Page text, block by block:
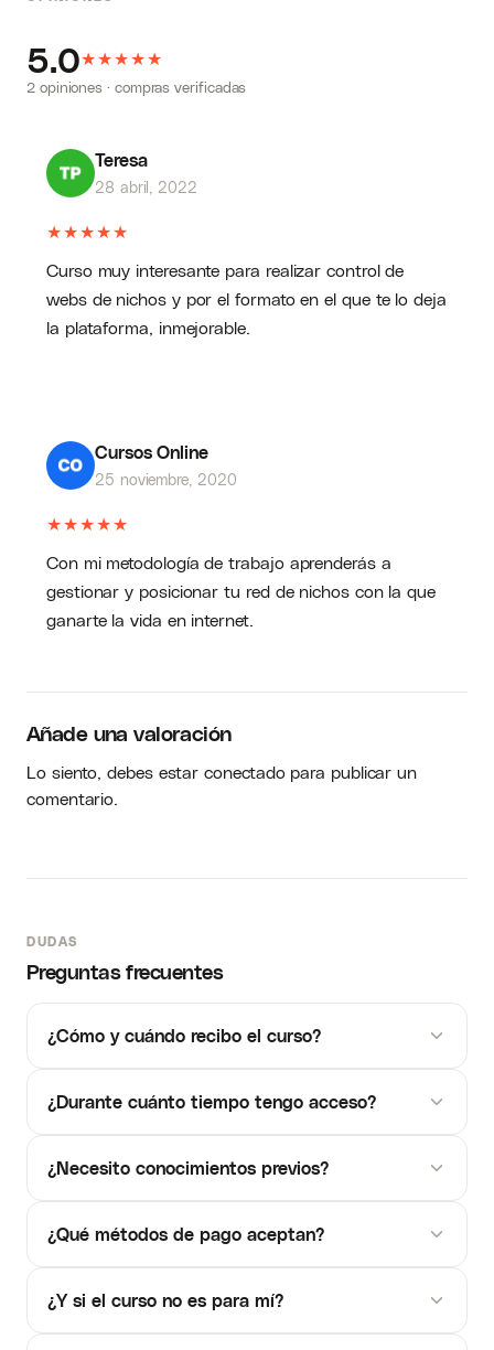
5.0★★★★★
2 opiniones · compras verificadas
Teresa
28 abril, 2022
★★★★★
Curso muy interesante para realizar control de
webs de nichos y por el formato en el que te lo deja
la plataforma, inmejorable.
Cursos Online
25 noviembre, 2020
★★★★★
Con mi metodología de trabajo aprenderás a
gestionar y posicionar tu red de nichos con la que
ganarte la vida en internet.
Añade una valoración
Lo siento, debes estarconectadopara publicar un
comentario.
DUDAS
Preguntas frecuentes
¿Cómo y cuándo recibo el curso?
¿Durante cuánto tiempo tengo acceso?
¿Necesito conocimientos previos?
¿Qué métodos de pago aceptan?
¿Y si el curso no es para mí?